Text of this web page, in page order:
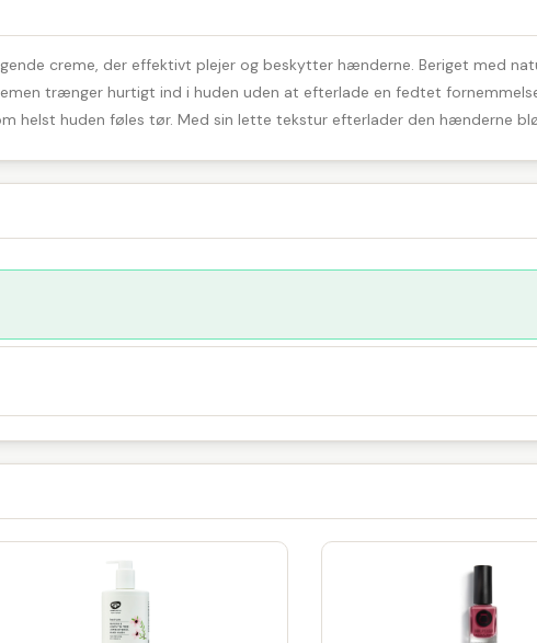
creme, der effektivt plejer og beskytter hænderne. Beriget med
trænger hurtigt ind i huden uden at efterlade en fedtet
helst huden føles tør. Med sin lette tekstur efterlader den hænderne